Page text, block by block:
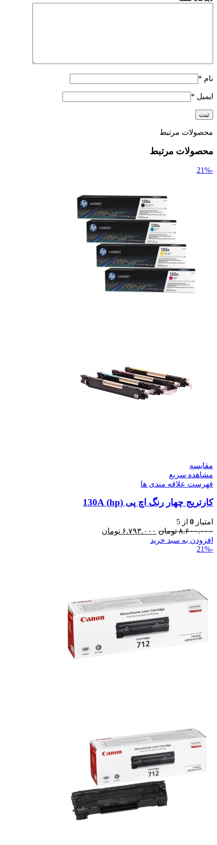
نام *
ایمیل *
محصولات مرتبط
محصولات مرتبط
-21%
مقایسه
مشاهده سریع
فهرست علاقه مندی ها
کارتریج چهار رنگ اچ پی (hp) 130A
امتیاز 0 از 5
۸.۶۰۰.۰۰۰ تومان ۶.۷۹۳.۰۰۰ تومان
افزودن به سبد خرید
-21%